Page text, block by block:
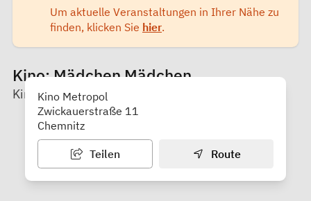
Um aktuelle Veranstaltungen in Ihrer Nähe zu
finden, klicken Sie hier.
Kino: Mädchen Mädchen
Kino Metropol Chemnitz
Kino Metropol
Zwickauerstraße 11
Chemnitz
Teilen Route